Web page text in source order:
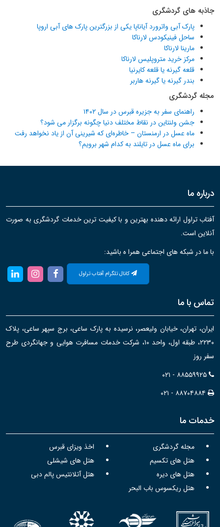
جاذبه های گردشگری
پارک آبی واترورد آیاناپا یکی از بزرگترین پارک های آبی اروپا
ساحل فینیکودس لارناکا
مارینا لارناکا
مرکز خرید متروپلیس لارناکا
قلعه گیرنه یا قلعه کایرنیا
بندر گیرنه یا گیرنه هاربر
مجله گردشگری
راهنمای سفر به جزیره قبرس در سال ۱۴۰۲
جشن ولنتاین در نقاط مختلف دنیا چگونه برگزار می شود؟
ماه عسل در ارمنستان – خاطره‌ای که شیرینی آن از یاد نخواهد رفت
برای ماه عسل در تایلند به کدام شهر برویم؟
درباره ما
آفتاب تراول ارائه دهنده بهترین و با کیفیت ترین خدمات گردشگری به صورت
آنلاین است.
با ما در شبکه های اجتماعی همرا ه باشید:
کانال تلگرام آفتاب تراول
تماس با ما
ایران، تهران، خیابان ولیعصر، نرسیده به پارک ساعی، برج سپهر ساعی، پلاک
۲۲۳۰، طبقه اول، واحد ۱۰، شرکت خدمات مسافرت هوایی و جهانگردی طرح
سفر روز
۰۲۱ - ۸۸۵۵۹۹۲۵
۰۲۱ - ۸۸۷۰۴۸۸۴
خدمات ما
مجله گردشگری
اخذ ویزای قبرس
هتل های تکسیم
هتل های شیشلی
هتل های دیره
هتل آتلانتیس پالم دبی
هتل ریکسوس باب البحر